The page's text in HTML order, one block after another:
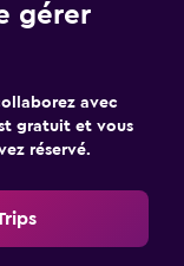
gérer
avec
gratuit et vous
réservé.